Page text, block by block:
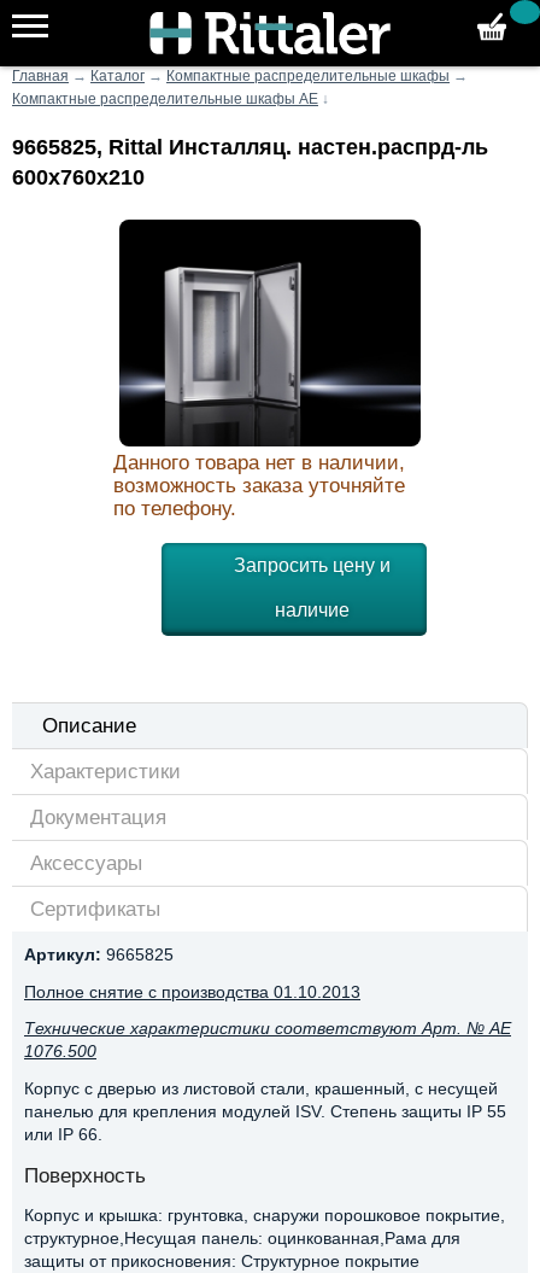
Главная → Каталог → Компактные распределительные шкафы →
Компактные распределительные шкафы AE ↓
9665825, Rittal Инсталляц. настен.распрд-ль
600x760x210
Данного товара нет в наличии,
возможность заказа уточняйте
по телефону.
Запросить цену и
наличие
Описание
Характеристики
Документация
Аксессуары
Сертификаты
Артикул: 9665825
Полное снятие с производства 01.10.2013
Технические характеристики соответствуют Арт. № AE
1076.500
Корпус с дверью из листовой стали, крашенный, с несущей
панелью для крепления модулей ISV. Степень защиты IP 55
или IP 66.
Поверхность
Корпус и крышка: грунтовка, снаружи порошковое покрытие,
структурное,Несущая панель: оцинкованная,Рама для
защиты от прикосновения: Структурное покрытие